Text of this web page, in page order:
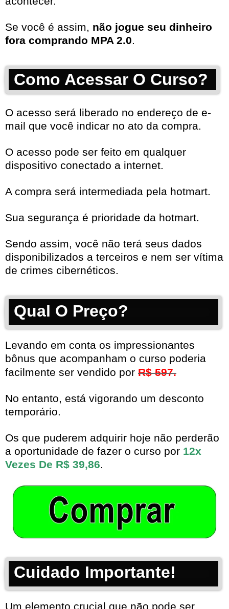
Se você é assim, não jogue seu dinheiro
fora comprando MPA 2.0.
Como Acessar O Curso?
O acesso será liberado no endereço de e-
mail que você indicar no ato da compra.
O acesso pode ser feito em qualquer
dispositivo conectado a internet.
A compra será intermediada pela hotmart.
Sua segurança é prioridade da hotmart.
Sendo assim, você não terá seus dados
disponibilizados a terceiros e nem ser vítima
de crimes cibernéticos.
Qual O Preço?
Levando em conta os impressionantes
bônus que acompanham o curso poderia
facilmente ser vendido por R$ 597.
No entanto, está vigorando um desconto
temporário.
Os que puderem adquirir hoje não perderão
a oportunidade de fazer o curso por 12x
Vezes De R$ 39,86.
Cuidado Importante!
Um elemento crucial que não pode ser